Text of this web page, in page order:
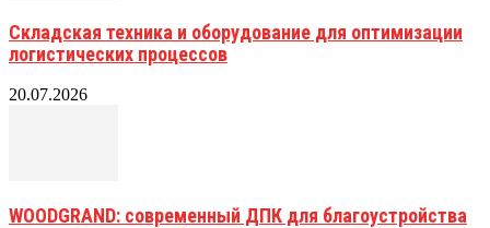
Складская техника и оборудование для оптимизации
логистических процессов
20.07.2026
WOODGRAND: современный ДПК для благоустройства